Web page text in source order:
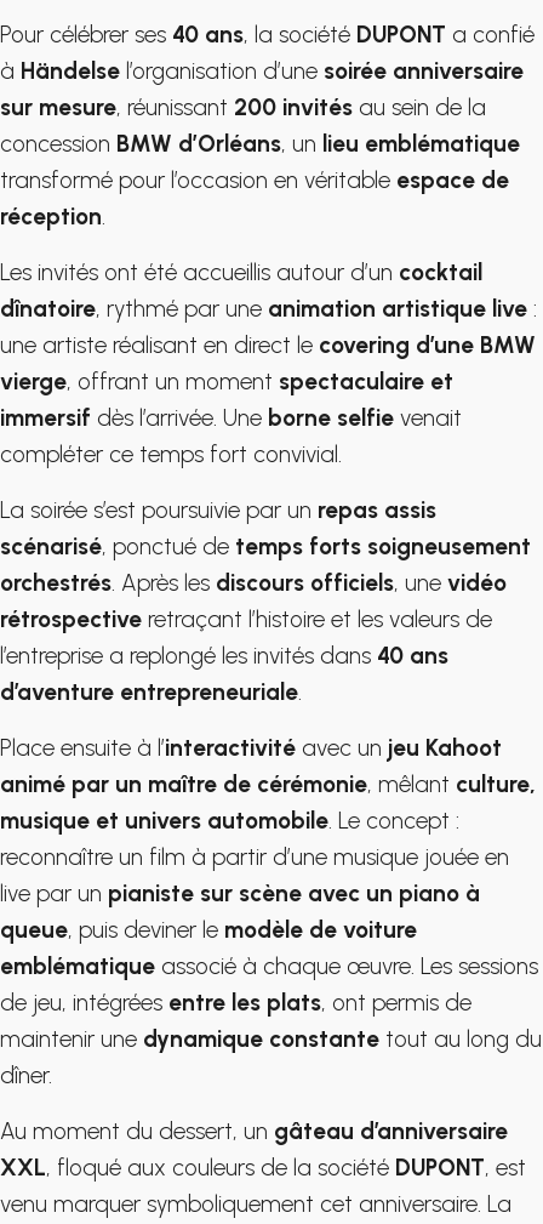
Pour célébrer ses 40 ans, la société DUPONT a confié
à Händelse l’organisation d’une soirée anniversaire
sur mesure, réunissant 200 invités au sein de la
concession BMW d’Orléans, un lieu emblématique
transformé pour l’occasion en véritable espace de
réception
Les invités ont été accueillis autour d’un cocktail
dînatoire, rythmé par une animation artistique live :
une artiste réalisant en direct le covering d’une BMW
vierge, offrant un moment spectaculaire et
immersif dès l’arrivée. Une borne selfie venait
compléter ce temps fort convivial.
La soirée s’est poursuivie par un repas assis
scénarisé, ponctué de temps forts soigneusement
orchestrés . Après les discours officiels, une vidéo
rétrospective retraçant l’histoire et les valeurs de
l’entreprise a replongé les invités dans 40 ans
d’aventure entrepreneuriale
Place ensuite à l’interactivité avec un jeu Kahoot
animé par un maître de cérémonie, mêlant culture,
musique et univers automobile . Le concept :
reconnaître un film à partir d’une musique jouée en
live par un pianiste sur scène avec un piano à
queue, puis deviner le modèle de voiture
emblématique associé à chaque œuvre. Les sessions
de jeu, intégrées entre les plats, ont permis de
maintenir une dynamique constante tout au long du
dîner.
Au moment du dessert, un gâteau d’anniversaire
XXL, floqué aux couleurs de la société DUPONT, est
venu marquer symboliquement cet anniversaire. La